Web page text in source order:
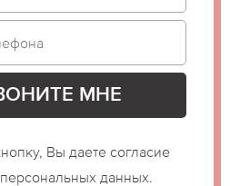
Вы даете согласие
данных.